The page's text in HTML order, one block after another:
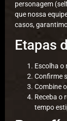
personagem
que nossa
casos,
Etapas
Escolha o
Confirme
Combine
Receba o
tempo